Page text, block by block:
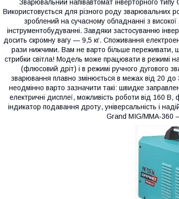
Зварювальний напівавтомат інверторного
Використовується для різного роду зварювальних
зроблений на сучасному обладнанні з
інструментобудуванні. Завдяки застосуванню
досить скромну вагу — 9,5 кг. Споживання
рази нижчими. Вам не варто більше переживати,
стрибки світла! Модель може працювати в режимі
(флюсовий дріт) і в режимі ручного дугового
зварювання плавно змінюється в межах від 20 до
неодмінно варто зазначити такі: швидке
електричні дисплеї, можливість роботи від 160 В,
індикатор подавання дроту, універсальність і
Grand MIG/MMA-360